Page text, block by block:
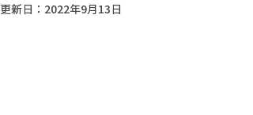
更新日： 2022年9月13日